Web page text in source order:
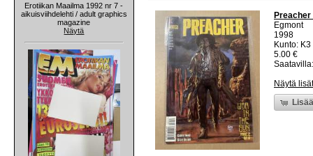
Erotiikan Maailma 1992 nr 7 -
aikuisviihdelehti / adult graphics
magazine
Näytä
Egmont
1998
Kunto:
5.00 €
Näytä